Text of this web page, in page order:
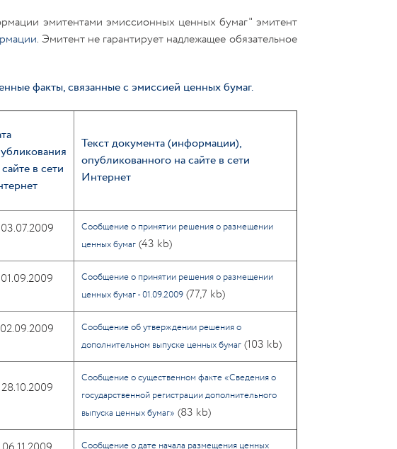
эмитентами эмиссионных ценных бумаг" эмитент
. Эмитент не гарантирует надлежащее обязательное
факты, связанные с эмиссией ценных бумаг.
в сети
Текст документа (информации),
опубликованного на сайте в сети
Интернет
03.07.2009
Сообщение о принятии решения о размещении
ценных бумаг(43 kb)
01.09.2009
Сообщение о принятии решения о размещении
ценных бумаг - 01.09.2009(77,7 kb)
02.09.2009
Сообщение об утверждении решения о
дополнительном выпуске ценных бумаг(103 kb)
28.10.2009
Сообщение о существенном факте «Сведения о
государственной регистрации дополнительного
выпуска ценных бумаг» (83 kb)
Сообщение о дате начала размещения ценных